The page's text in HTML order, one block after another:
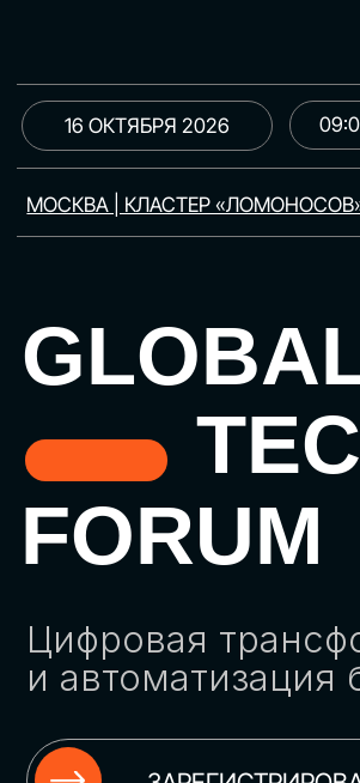
МОСКВА | КЛАСТЕР «ЛОМОНОСОВ»
GLOBAL
TECH
FORUM
Цифровая трансформация
и автоматизация бизнеса
ЗАРЕГИСТРИРОВАТЬСЯ
09:00-19:00
16 ОКТЯБРЯ 2026
ИСКУССТВЕННЫЙ ИНТЕЛЛЕКТ